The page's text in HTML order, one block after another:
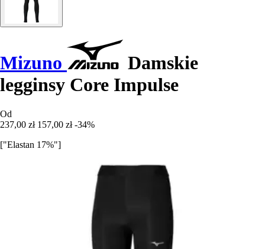
Mizuno
Damskie
legginsy Core Impulse
Od
237,00 zł 157,00 zł -34%
["Elastan 17%"]